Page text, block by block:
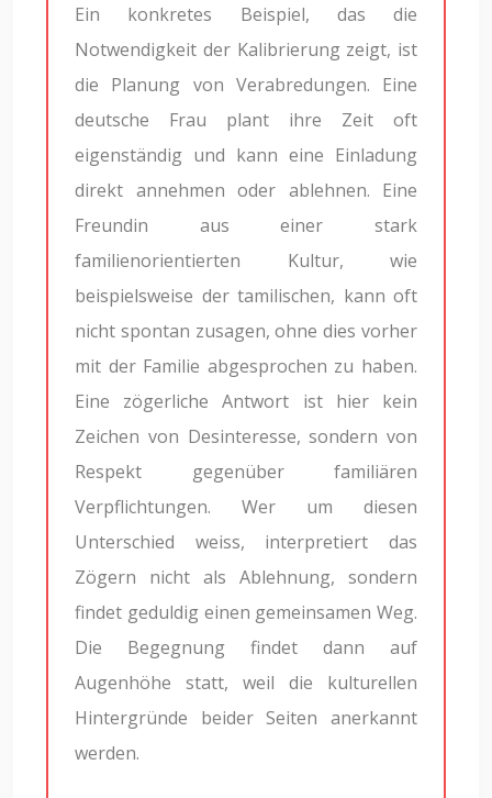
Ein konkretes Beispiel, das die
Notwendigkeit der Kalibrierung zeigt, ist
die Planung von Verabredungen. Eine
deutsche Frau plant ihre Zeit oft
eigenständig und kann eine Einladung
direkt annehmen oder ablehnen. Eine
Freundin aus einer stark
familienorientierten Kultur, wie
beispielsweise der tamilischen, kann oft
nicht spontan zusagen, ohne dies vorher
mit der Familie abgesprochen zu haben.
Eine zögerliche Antwort ist hier kein
Zeichen von Desinteresse, sondern von
Respekt gegenüber familiären
Verpflichtungen. Wer um diesen
Unterschied weiss, interpretiert das
Zögern nicht als Ablehnung, sondern
findet geduldig einen gemeinsamen Weg.
Die Begegnung findet dann auf
Augenhöhe statt, weil die kulturellen
Hintergründe beider Seiten anerkannt
werden.